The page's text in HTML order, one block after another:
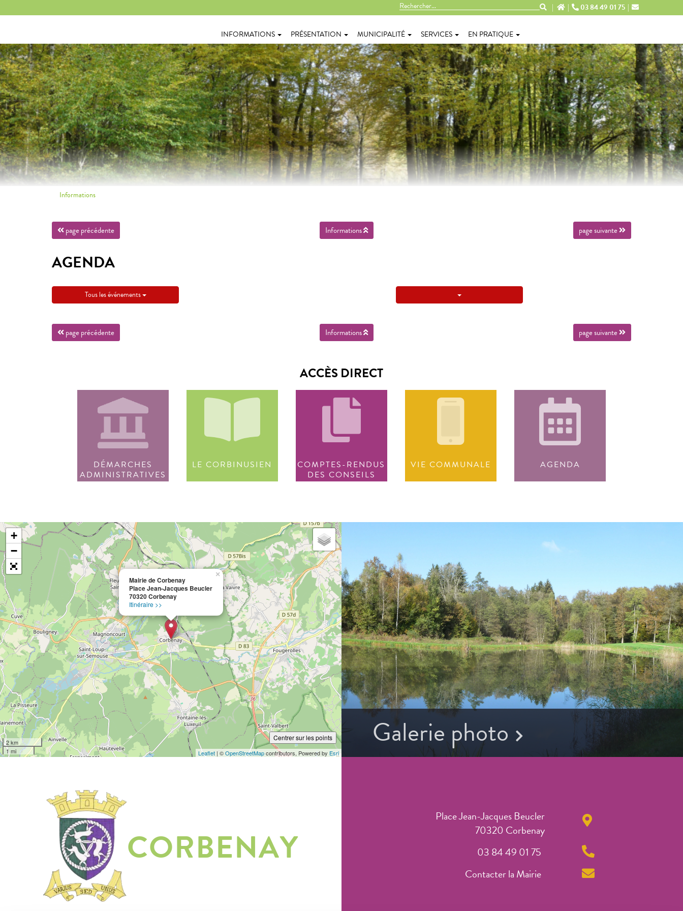
03 84 49 01 75
INFORMATIONS PRÉSENTATION MUNICIPALITÉ SERVICES EN PRATIQUE
Informations
page précédente Informations page suivante
AGENDA
Tous les événements
page précédente Informations page suivante
ACCÈS DIRECT
DÉMARCHES
ADMINISTRATIVES
LE CORBINUSIEN
COMPTES-RENDUS
DES CONSEILS
VIE COMMUNALE AGENDA
Mairie de Corbenay
Place Jean-Jacques Beucler
70320 Corbenay
Itinéraire >>
×
+
−
2 km
1 mi
Centrer sur les points
Leaflet | ©OpenStreetMapcontributors, Powered by Esri
Galerie photo
CORBENAY
Place Jean-Jacques Beucler
70320 Corbenay
03 84 49 01 75
Contacter la Mairie